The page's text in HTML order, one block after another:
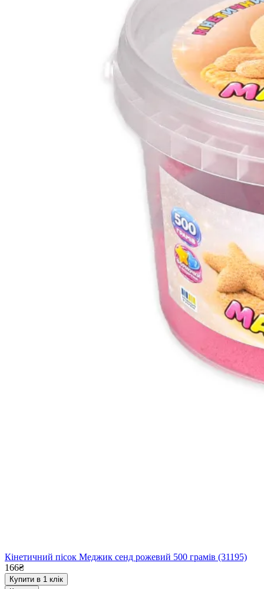
Кінетичний пісок Меджик сенд рожевий 500 грамів (31195)
166₴
Купити в 1 клік